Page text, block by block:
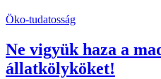
Öko-tudatosság
Ne vigyük haza a
állatkölyköket!